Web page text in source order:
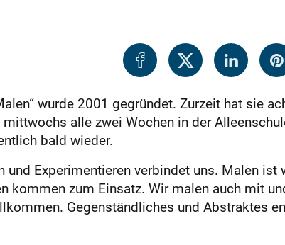
wurde 2001 gegründet. Zurzeit hat sie
alle zwei Wochen in der
bald wieder.
und Experimentieren verbindet uns. Malen
kommen zum Einsatz. Wir malen auch mit
Gegenständliches und Abstraktes